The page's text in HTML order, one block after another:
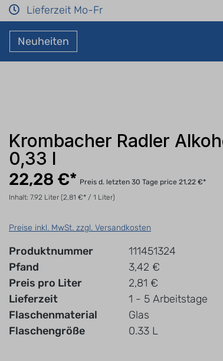
Lieferzeit Mo-Fr
Neuheiten
Krombacher Radler
0,33 l
22,28 €* Preis d. letzten 30 Tage price 21,22 €*
Inhalt: 7.92 Liter (2,81 €* / 1 Liter)
Preise inkl. MwSt. zzgl. Versandkosten
Produktnummer
111451324
Pfand
3,42 €
Preis pro Liter
2,81 €
Lieferzeit
1 - 5 Arbeitstage
Flaschenmaterial
Glas
Flaschengröße
0.33 L